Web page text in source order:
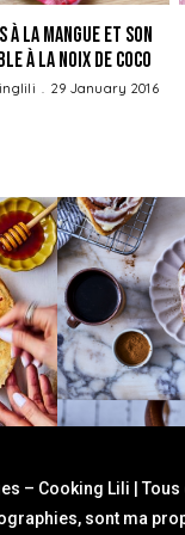
à la Mangue et son
à la Noix de coco
29 January 2016
– Cooking Lili |
sont ma